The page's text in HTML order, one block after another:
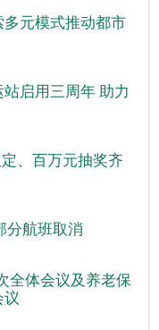
元模式推动都市
启用三周年 助力
、百万元抽奖齐
分航班取消
全体会议及养老保